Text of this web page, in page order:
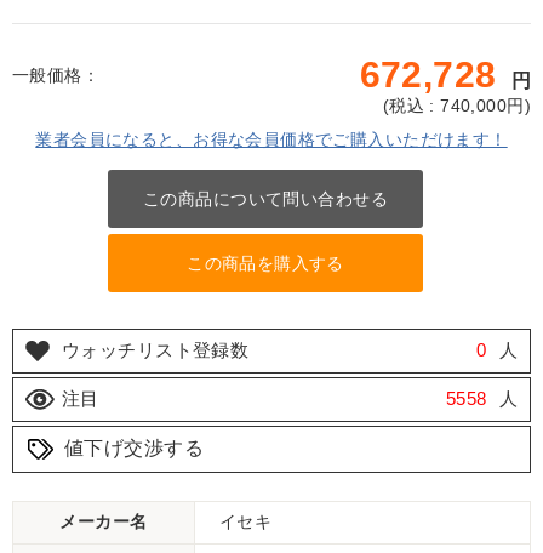
一般価格： 672,728 円
(税込 : 740,000円)
業者会員になると、お得な会員価格でご購入いただけます！
この商品について問い合わせる
この商品を購入する
ウォッチリスト登録数 0 人
注目 5558 人
値下げ交渉する
メーカー名 イセキ